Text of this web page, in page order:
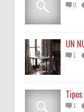
0
UN
1
1